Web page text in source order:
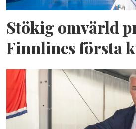
Stökig omvärld
Finnlines första